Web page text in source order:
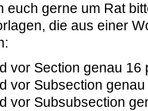
euch gerne um Rat
die aus einer
vor Section genau 16
vor Subsection
vor Subsubsection